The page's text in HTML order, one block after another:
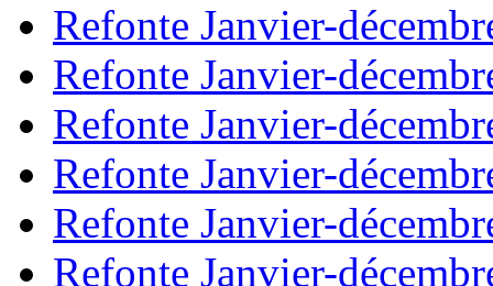
Refonte Janvier-
Refonte Janvier-
Refonte Janvier-
Refonte Janvier-
Refonte Janvier-
Refonte Janvier-